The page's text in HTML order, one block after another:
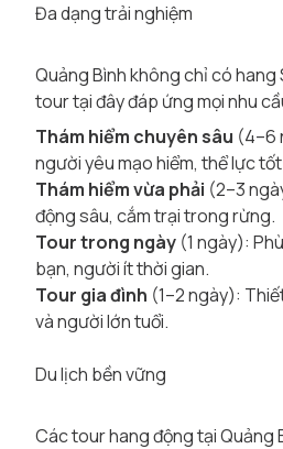
Đa dạng trải nghiệm
Quảng Bình không chỉ có
tour tại đây đáp ứng mọi nhu
Thám hiểm chuyên sâu (4–6
người yêu mạo hiểm, thể lực
Thám hiểm vừa phải (2–3
động sâu, cắm trại trong rừng.
Tour trong ngày (1 ngày):
bạn, người ít thời gian.
Tour gia đình (1–2 ngày):
và người lớn tuổi.
Du lịch bền vững
Các tour hang động tại Quảng